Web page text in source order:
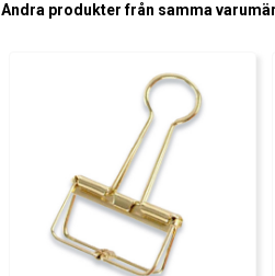
Andra produkter från samma